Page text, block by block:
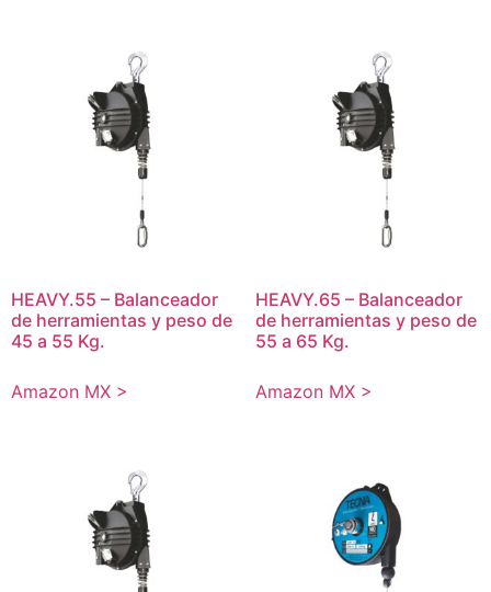
HEAVY.55 – Balanceador
de herramientas y peso de
45 a 55 Kg.
Amazon MX >
HEAVY.65 – Balanceador
de herramientas y peso de
55 a 65 Kg.
Amazon MX >